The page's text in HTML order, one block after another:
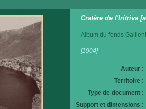
Cratère de l'Iritriva
Album du fonds
[1904]
Auteur :
Territoire :
Type de document :
Support et dimensions :